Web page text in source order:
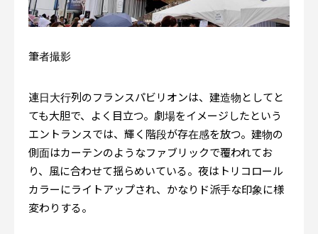
筆者撮影
連日大行列のフランスパビリオンは、建造物としてと
ても大胆で、よく目立つ。劇場をイメージしたという
エントランスでは、輝く階段が存在感を放つ。建物の
側面はカーテンのようなファブリックで覆われてお
り、風に合わせて揺らめいている。夜はトリコロール
カラーにライトアップされ、かなりド派手な印象に様
変わりする。